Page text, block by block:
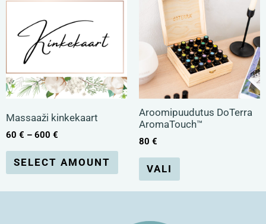
Massaaži kinkekaart
60 € – 600 €
kuni
SELECT AMOUNT
varianti.
saab
teha
tootelehel.
Aroomipuudutus DoTerra
AromaTouch™
80 €
VALI
tootel
on
mitu
varianti.
saab